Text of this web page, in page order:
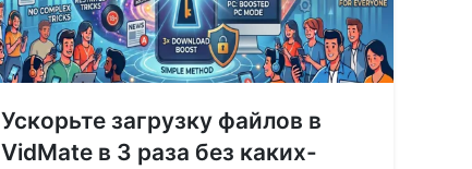
Ускорьте загрузку файлов в
VidMate в 3 раза без каких-